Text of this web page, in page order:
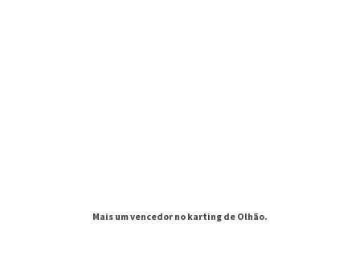
Mais um vencedor no karting de Olhão.